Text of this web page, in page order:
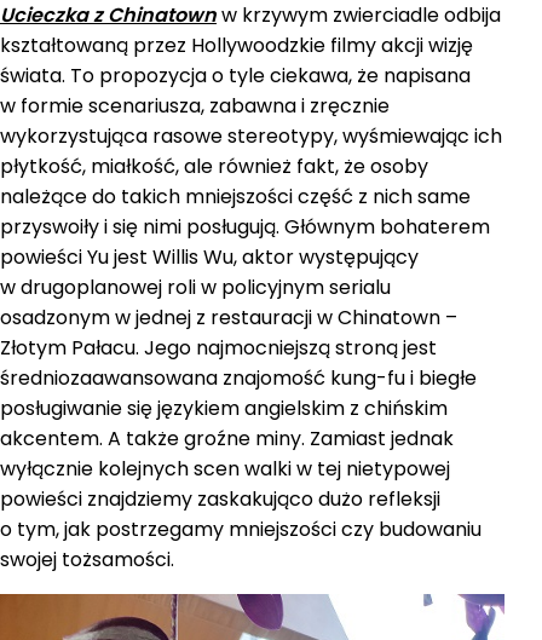
Ucieczka z Chinatownw krzywym zwierciadle odbija
kształtowaną przez Hollywoodzkie filmy akcji wizję
świata. To propozycja o tyle ciekawa, że napisana
w formie scenariusza, zabawna i zręcznie
wykorzystująca rasowe stereotypy, wyśmiewając ich
płytkość, miałkość, ale również fakt, że osoby
należące do takich mniejszości część z nich same
przyswoiły i się nimi posługują. Głównym bohaterem
powieści Yu jest Willis Wu, aktor występujący
w drugoplanowej roli w policyjnym serialu
osadzonym w jednej z restauracji w Chinatown –
Złotym Pałacu. Jego najmocniejszą stroną jest
średniozaawansowana znajomość kung-fu i biegłe
posługiwanie się językiem angielskim z chińskim
akcentem. A także groźne miny. Zamiast jednak
wyłącznie kolejnych scen walki w tej nietypowej
powieści znajdziemy zaskakująco dużo refleksji
o tym, jak postrzegamy mniejszości czy budowaniu
swojej tożsamości.